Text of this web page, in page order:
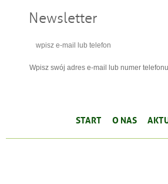
Newsletter
Wpisz swój adres e-mail lub numer telefonu
START O NAS